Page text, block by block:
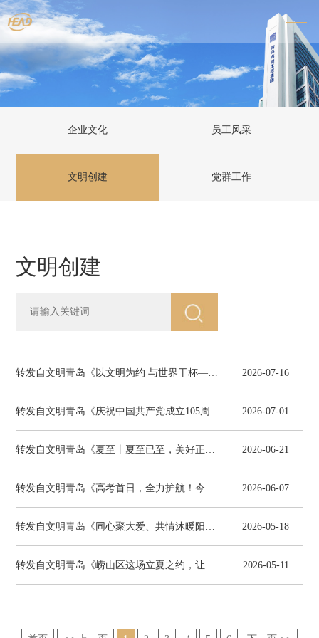
企业文化 员工风采
文明创建 党群工作
文明创建
2026-07-16
2026-07-01
2026-06-21
2026-06-07
2026-05-18
2026-05-11